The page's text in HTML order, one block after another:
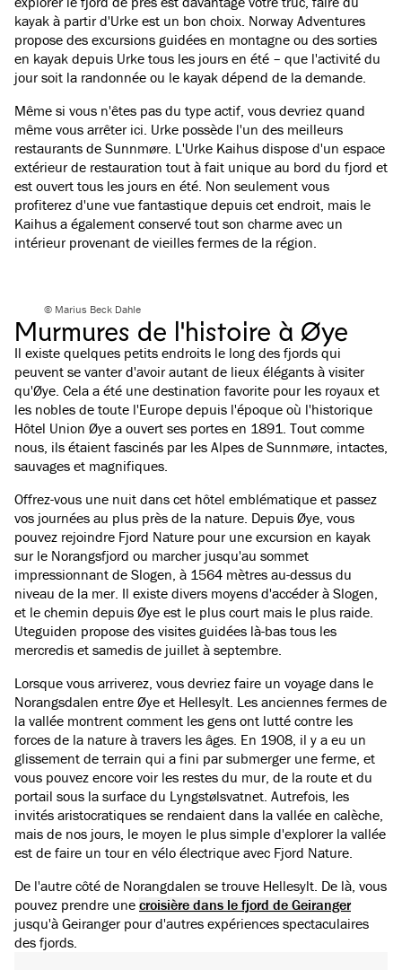
kayak à partir d'Urke est un bon choix. Norway Adventures
propose des excursions guidées en montagne ou des sorties
en kayak depuis Urke tous les jours en été – que l'activité du
jour soit la randonnée ou le kayak dépend de la demande.
Même si vous n'êtes pas du type actif, vous devriez quand
même vous arrêter ici. Urke possède l'un des meilleurs
restaurants de Sunnmøre. L'Urke Kaihus dispose d'un espace
extérieur de restauration tout à fait unique au bord du fjord et
est ouvert tous les jours en été. Non seulement vous
profiterez d'une vue fantastique depuis cet endroit, mais le
Kaihus a également conservé tout son charme avec un
intérieur provenant de vieilles fermes de la région.
© Marius Beck Dahle
Murmures de l'histoire à Øye
Il existe quelques petits endroits le long des fjords qui
peuvent se vanter d'avoir autant de lieux élégants à visiter
qu'Øye. Cela a été une destination favorite pour les royaux et
les nobles de toute l'Europe depuis l'époque où l'historique
Hôtel Union Øye a ouvert ses portes en 1891. Tout comme
nous, ils étaient fascinés par les Alpes de Sunnmøre, intactes,
sauvages et magnifiques.
Offrez-vous une nuit dans cet hôtel emblématique et passez
vos journées au plus près de la nature. Depuis Øye, vous
pouvez rejoindre Fjord Nature pour une excursion en kayak
sur le Norangsfjord ou marcher jusqu'au sommet
impressionnant de Slogen, à 1564 mètres au-dessus du
niveau de la mer. Il existe divers moyens d'accéder à Slogen,
et le chemin depuis Øye est le plus court mais le plus raide.
Uteguiden propose des visites guidées là-bas tous les
mercredis et samedis de juillet à septembre.
Lorsque vous arriverez, vous devriez faire un voyage dans le
Norangsdalen entre Øye et Hellesylt. Les anciennes fermes de
la vallée montrent comment les gens ont lutté contre les
forces de la nature à travers les âges. En 1908, il y a eu un
glissement de terrain qui a fini par submerger une ferme, et
vous pouvez encore voir les restes du mur, de la route et du
portail sous la surface du Lyngstølsvatnet. Autrefois, les
invités aristocratiques se rendaient dans la vallée en calèche,
mais de nos jours, le moyen le plus simple d'explorer la vallée
est de faire un tour en vélo électrique avec Fjord Nature.
De l'autre côté de Norangdalen se trouve Hellesylt. De là, vous
pouvez prendre une croisière dans le fjord de Geiranger
jusqu'à Geiranger pour d'autres expériences spectaculaires
des fjords.